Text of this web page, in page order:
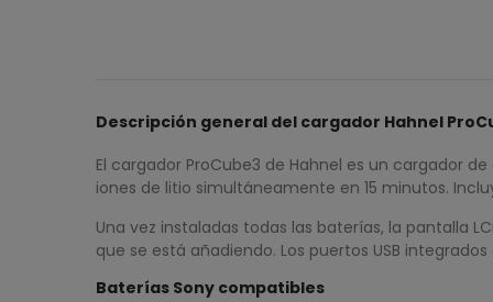
Descripción general del cargador Hahnel
El cargador ProCube3 de Hahnel es un cargador
iones de litio simultáneamente en 15 minutos.
Una vez instaladas todas las baterías, la pantalla
que se está añadiendo. Los puertos USB
Baterías Sony compatibles